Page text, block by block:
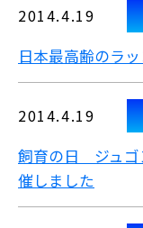
2014.4.19
日本最高齢のラ
2014.4.19
飼育の日 ジュゴ
催しました